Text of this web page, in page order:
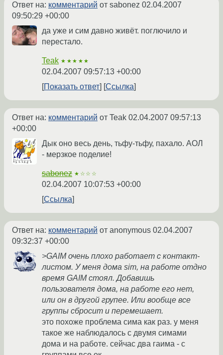
Ответ на: комментарий от sabonez 02.04.2007
09:50:29 +00:00
да уже и сим давно живёт. поглючило и
перестало.
Teak ★★★★★
02.04.2007 09:57:13 +00:00
Показать ответ
Ссылка
Ответ на: комментарий от Teak 02.04.2007 09:57:13
+00:00
Дык оно весь день, тьфу-тьфу, пахало. АОЛ
- мерзкое поделие!
sabonez ★☆☆☆
02.04.2007 10:07:53 +00:00
Ссылка
Ответ на: комментарий от anonymous 02.04.2007
09:32:37 +00:00
>GAIM очень плохо работает с контакт-
листом. У меня дома sim, на работе отдно
время GAIM стоял. Добавишь
пользователя дома, на работе его нет,
или он в другой групее. Или вообще все
группы сбросит и перемешает.
это похоже проблема сима как раз. у меня
такое же наблюдалось с двумя симами
дома и на работе. сейчас два гаима - с